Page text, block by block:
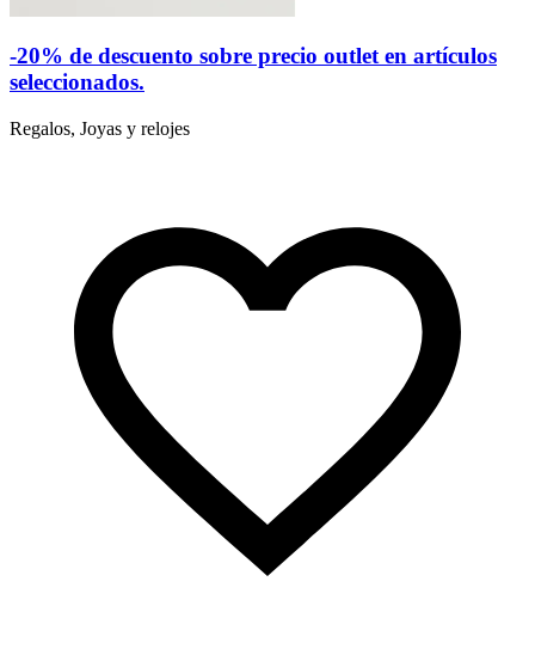
-20% de descuento sobre precio outlet en artículos
seleccionados.
Regalos, Joyas y relojes